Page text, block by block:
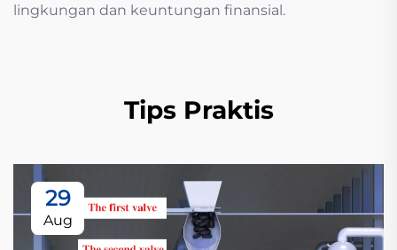
lingkungan dan keuntungan finansial.
Tips Praktis
29
Aug